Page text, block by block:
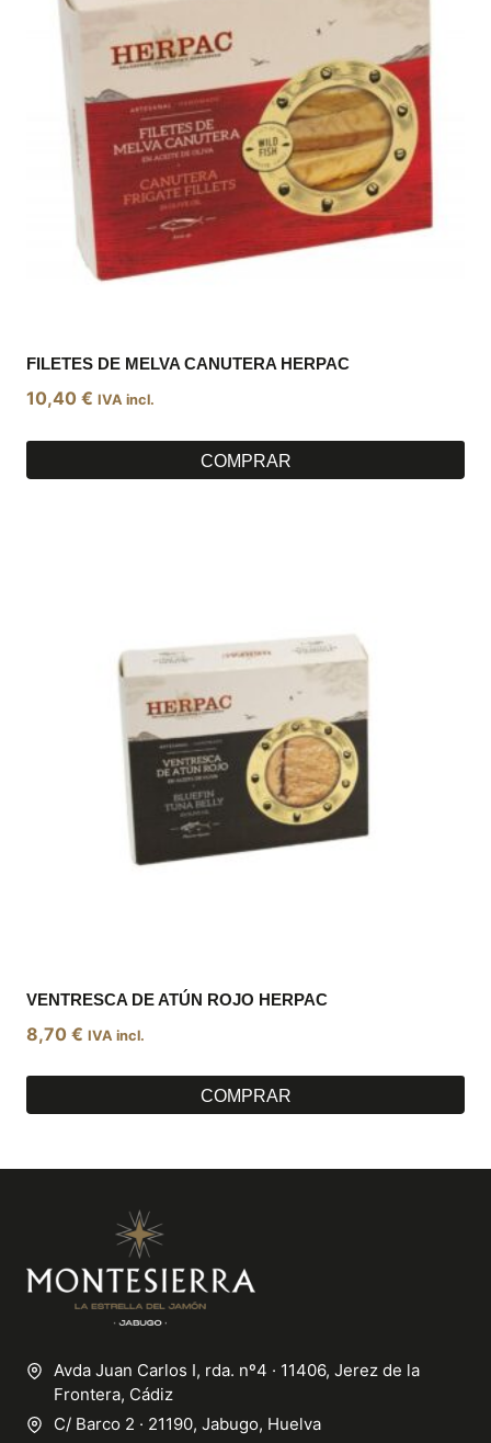
FILETES DE MELVA CANUTERA HERPAC
10,40 € IVA incl.
COMPRAR
VENTRESCA DE ATÚN ROJO HERPAC
8,70 € IVA incl.
COMPRAR
Avda Juan Carlos I, rda. nº4 · 11406, Jerez de la
Frontera, Cádiz
C/ Barco 2 · 21190, Jabugo, Huelva